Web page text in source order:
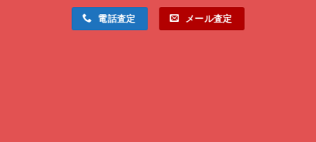
電話査定 メール査定